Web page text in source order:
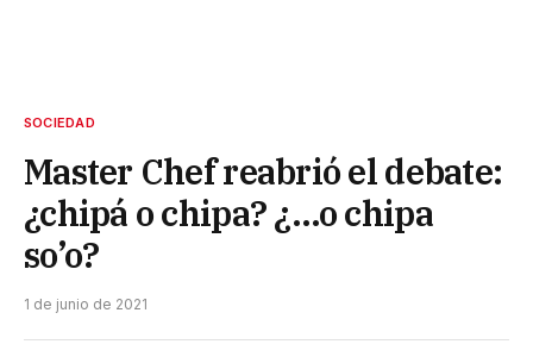
SOCIEDAD
Master Chef reabrió el debate:
¿chipá o chipa? ¿…o chipa
so’o?
1 de junio de 2021